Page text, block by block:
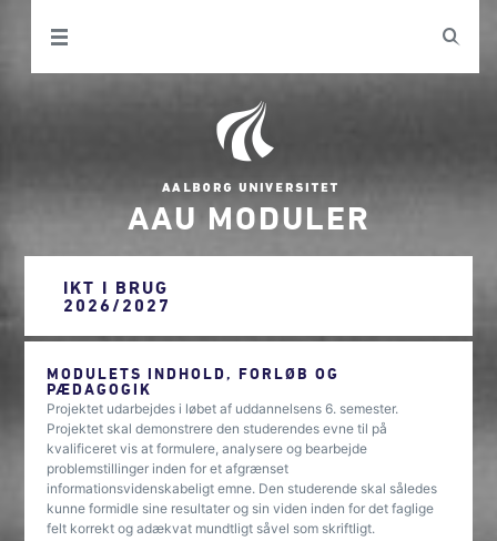
AAU MODULER
IKT I BRUG
2026/2027
MODULETS INDHOLD, FORLØB OG
PÆDAGOGIK
Projektet udarbejdes i løbet af uddannelsens 6. semester.
Projektet skal demonstrere den studerendes evne til på
kvalificeret vis at formulere, analysere og bearbejde
problemstillinger inden for et afgrænset
informationsvidenskabeligt emne. Den studerende skal således
kunne formidle sine resultater og sin viden inden for det faglige
felt korrekt og adækvat mundtligt såvel som skriftligt.